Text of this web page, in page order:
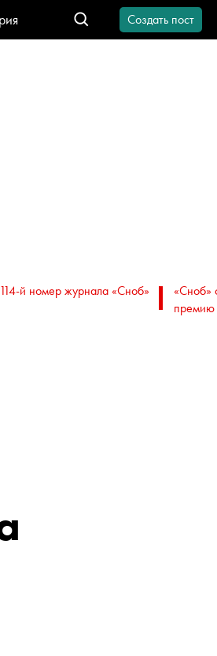
Создать пост
й номер журнала «Сноб»
«Сноб»
премию